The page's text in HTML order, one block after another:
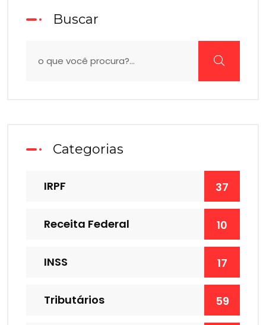
Buscar
Categorias
IRPF 37
Receita Federal 10
INSS 17
Tributários 59